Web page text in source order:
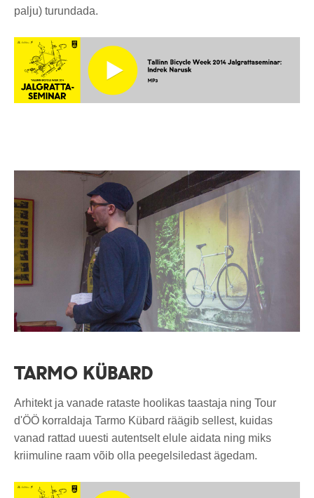
palju) turundada.
TARMO KÜBARD
Arhitekt ja vanade rataste hoolikas taastaja ning Tour
d'ÖÖ korraldaja Tarmo Kübard räägib sellest, kuidas
vanad rattad uuesti autentselt elule aidata ning miks
kriimuline raam võib olla peegelsiledast ägedam.